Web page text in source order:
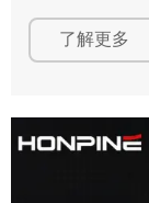
FMC 和第四代
人、协作机器人
和机电模块应用。
了解更多